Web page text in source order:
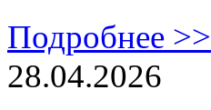
Подробнее >>
28.04.2026